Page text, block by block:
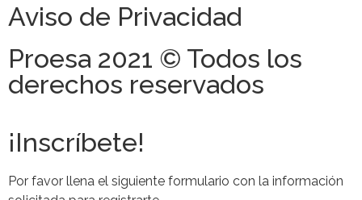
Aviso de Privacidad
Proesa 2021 © Todos los
derechos reservados
¡Inscríbete!
Por favor llena el siguiente formulario con la información